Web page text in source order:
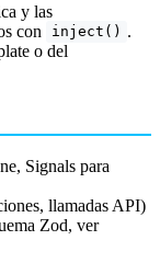
y las
con
inject() .
o del
Signals para
llamadas API)
Zod, ver